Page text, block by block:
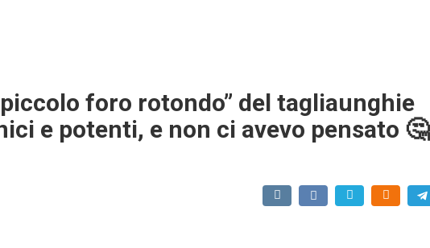
foro rotondo” del tagliaunghie
e potenti, e non ci avevo pensato 🤔